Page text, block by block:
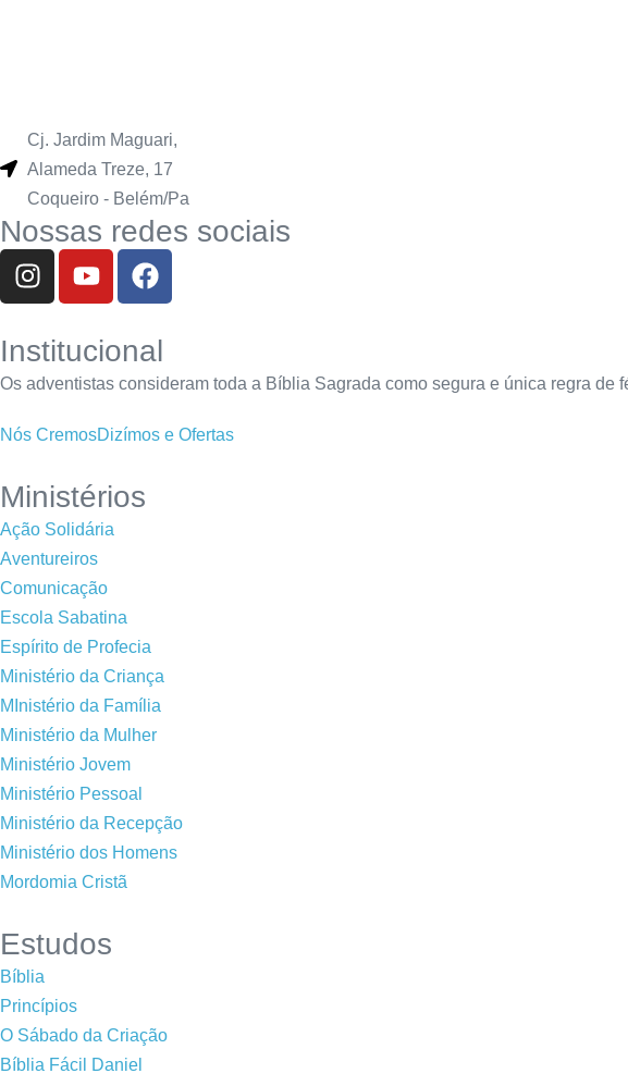
Cj. Jardim Maguari,
Alameda Treze, 17
Coqueiro - Belém/Pa
Nossas redes sociais
Institucional
Os adventistas consideram toda a Bíblia Sagrada como segura e única regra de
Nós CremosDizímos e Ofertas
Ministérios
Ação Solidária
Aventureiros
Comunicação
Escola Sabatina
Espírito de Profecia
Ministério da Criança
MInistério da Família
Ministério da Mulher
Ministério Jovem
Ministério Pessoal
Ministério da Recepção
Ministério dos Homens
Mordomia Cristã
Estudos
Bíblia
Princípios
O Sábado da Criação
Bíblia Fácil Daniel